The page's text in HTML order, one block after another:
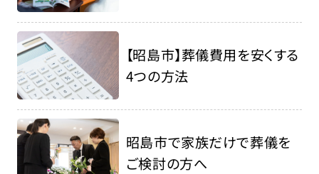
【昭島市】葬儀費用を安くする
4つの方法
昭島市で家族だけで葬儀を
ご検討の方へ